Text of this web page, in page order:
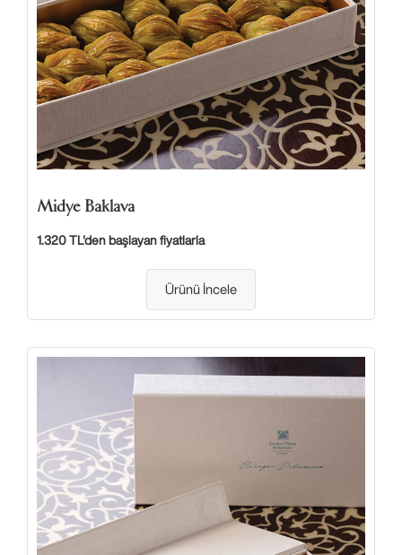
Midye Baklava
1.320 TL'den başlayan fiyatlarla
Ürünü İncele